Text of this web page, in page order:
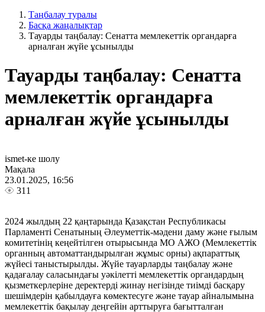
Таңбалау туралы
Басқа жаңалықтар
Тауарды таңбалау: Сенатта мемлекеттік органдарға
арналған жүйе ұсынылды
Тауарды таңбалау: Сенатта
мемлекеттік органдарға
арналған жүйе ұсынылды
ismet-ке шолу
Мақала
23.01.2025, 16:56
311
2024 жылдың 22 қаңтарында Қазақстан Республикасы
Парламенті Сенатының Әлеуметтік-мәдени даму және ғылым
комитетінің кеңейтілген отырысында МО АЖО (Мемлекеттік
органның автоматтандырылған жұмыс орны) ақпараттық
жүйесі таныстырылды. Жүйе тауарларды таңбалау және
қадағалау саласындағы уәкілетті мемлекеттік органдардың
қызметкерлеріне деректерді жинау негізінде тиімді басқару
шешімдерін қабылдауға көмектесуге және тауар айналымына
мемлекеттік бақылау деңгейін арттыруға бағытталған